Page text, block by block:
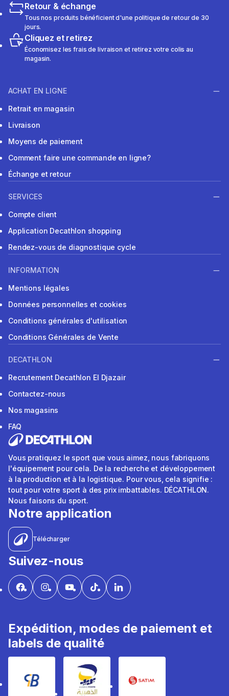
Retour & échange
Tous nos produits bénéficient d'une politique de retour de 30
jours.
Cliquez et retirez
Économisez les frais de livraison et retirez votre colis au
magasin.
ACHAT EN LIGNE
Retrait en magasin
Livraison
Moyens de paiement
Comment faire une commande en ligne?
Échange et retour
SERVICES
Compte client
Application Decathlon shopping
Rendez-vous de diagnostique cycle
INFORMATION
Mentions légales
Données personnelles et cookies
Conditions générales d'utilisation
Conditions Générales de Vente
DECATHLON
Recrutement Decathlon El Djazair
Contactez-nous
Nos magasins
FAQ
Vous pratiquez le sport que vous aimez, nous fabriquons
l'équipement pour cela. De la recherche et développement
à la production et à la logistique. Pour vous, cela signifie :
tout pour votre sport à des prix imbattables. DÉCATHLON.
Nous faisons du sport.
Notre application
Télécharger
Suivez-nous
Expédition, modes de paiement et
labels de qualité